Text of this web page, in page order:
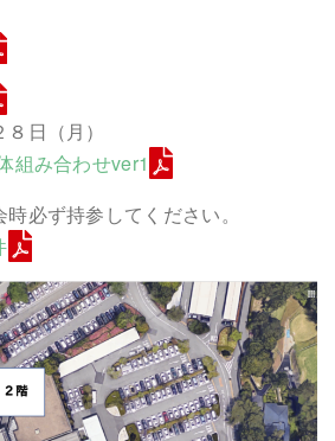
日（月）
組み合わせver1
必ず持参してください。